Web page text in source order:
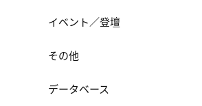
イベント／登壇
その他
データベース